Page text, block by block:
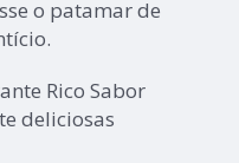
o patamar de
Rico Sabor
deliciosas